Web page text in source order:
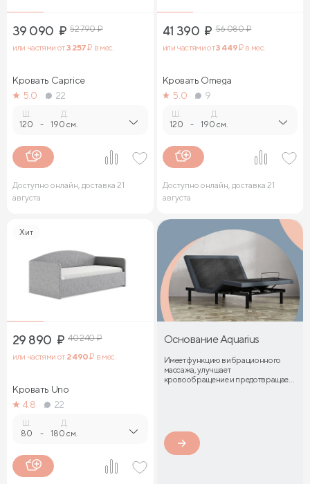
39 090 ₽ 52 790₽
или частями от3 257₽ в мес.
Кровать Caprice
5.0
22
Ш.
120 -
Д.
190 см.
Доступно онлайн, доставка 21
августа
41 390 ₽ 56 080₽
или частями от3 449₽ в мес.
Кровать Omega
5.0
9
Ш.
120 -
Д.
190 см.
Доступно онлайн, доставка 21
августа
Хит
29 890 ₽ 40 240₽
или частями от 2 490₽ в мес.
Кровать Uno
4.8
22
80 -
Д.
180 см.
Основание Aquarius
Имеет функцию вибрационного
массажа, улучшает
кровообращение и предотвращает